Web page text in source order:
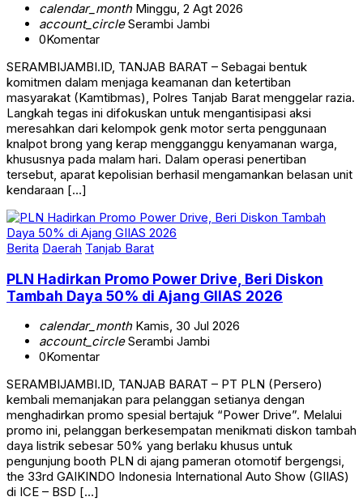
calendar_monthMinggu, 2 Agt 2026
account_circleSerambi Jambi
0Komentar
SERAMBIJAMBI.ID, TANJAB BARAT – Sebagai bentuk
komitmen dalam menjaga keamanan dan ketertiban
masyarakat (Kamtibmas), Polres Tanjab Barat menggelar razia.
Langkah tegas ini difokuskan untuk mengantisipasi aksi
meresahkan dari kelompok genk motor serta penggunaan
knalpot brong yang kerap mengganggu kenyamanan warga,
khususnya pada malam hari. Dalam operasi penertiban
tersebut, aparat kepolisian berhasil mengamankan belasan unit
kendaraan […]
Berita Daerah Tanjab Barat
PLN Hadirkan Promo Power Drive, Beri Diskon
Tambah Daya 50% di Ajang GIIAS 2026
calendar_monthKamis, 30 Jul 2026
account_circleSerambi Jambi
0Komentar
SERAMBIJAMBI.ID, TANJAB BARAT – PT PLN (Persero)
kembali memanjakan para pelanggan setianya dengan
menghadirkan promo spesial bertajuk “Power Drive”. Melalui
promo ini, pelanggan berkesempatan menikmati diskon tambah
daya listrik sebesar 50% yang berlaku khusus untuk
pengunjung booth PLN di ajang pameran otomotif bergengsi,
the 33rd GAIKINDO Indonesia International Auto Show (GIIAS)
di ICE – BSD […]